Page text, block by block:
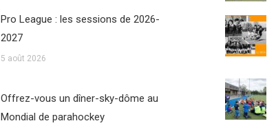
Pro League : les sessions de 2026-
2027
5 août 2026
Offrez-vous un dîner-sky-dôme au
Mondial de parahockey